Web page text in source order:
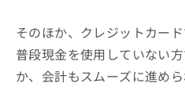
そのほか、クレジットカード
普段現金を使用していない
か、会計もスムーズに進めら